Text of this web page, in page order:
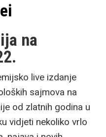
na
live izdanje
sajmova na
od zlatnih godina u
vidjeti nekoliko vrlo